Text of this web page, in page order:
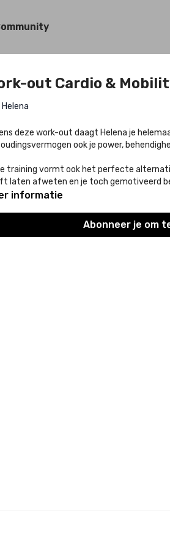
out Cardio &
Helena
deze work-out daagt Helena je
ook je power,
training vormt ook het perfecte
laten afweten en je toch gemotiveerd
informatie
Abonneer je om